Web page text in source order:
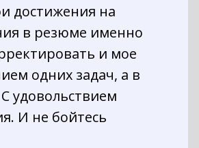
достижения на
в резюме именно
и мое
одних задач, а в
удовольствием
И не бойтесь